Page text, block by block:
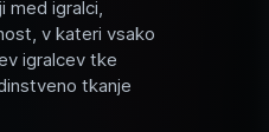
med igralci,
v kateri vsako
igralcev tke
tkanje